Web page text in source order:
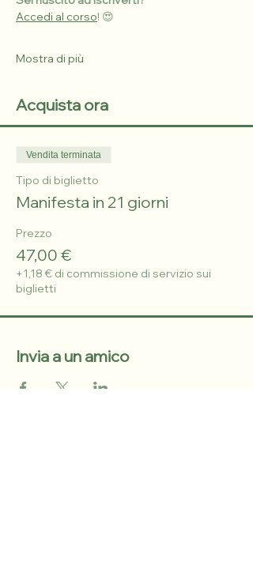
Accedi al corso! 😍
Mostra di più
Acquista ora
Vendita terminata
Tipo di biglietto
Manifesta in 21 giorni
Prezzo
47,00 €
+1,18 € di commissione di servizio sui
biglietti
Invia a un amico